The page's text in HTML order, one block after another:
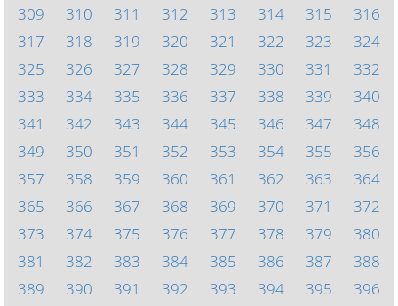
309
310 311 312 313 314 315
316
317
318 319 320 321 322 323
324
325
326 327 328 329 330 331
332
333
334 335 336 337 338 339
340
341
342 343 344 345 346 347
348
349
350 351 352 353 354 355
356
357
358 359 360 361 362 363
364
365
366 367 368 369 370 371
372
373
374 375 376 377 378 379
380
381
382 383 384 385 386 387
388
389
390 391 392 393 394 395 396